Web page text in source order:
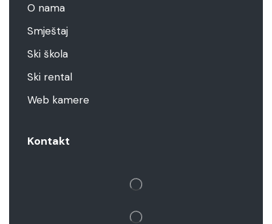
O nama
Smještaj
Ski škola
Ski rental
Web kamere
Kontakt